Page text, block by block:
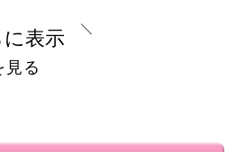
やすくてフィットしてるし、
に表示
見る